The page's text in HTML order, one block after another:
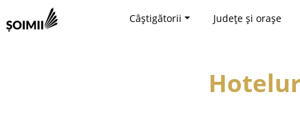
Câștigătorii Județe și orașe